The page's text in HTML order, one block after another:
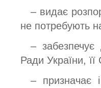
– видає
не потребують
– забезпечує
Ради України, її
– призначає